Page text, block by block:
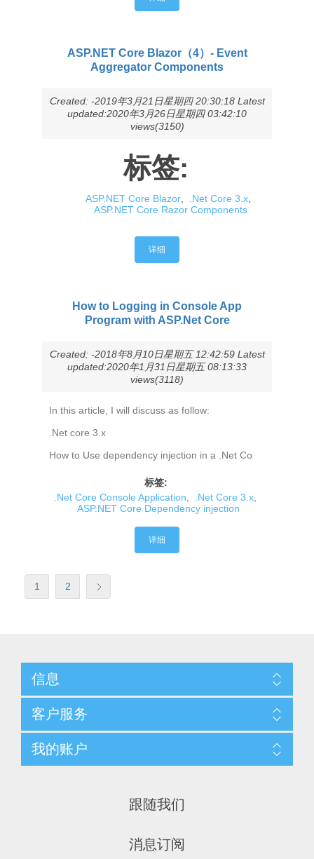
ASP.NET Core Blazor（4）- Event
Aggregator Components
Created: -2019年3月21日星期四 20:30:18 Latest
updated:2020年3月26日星期四 03:42:10
views(3150)
标签:
ASP.NET Core Blazor, .Net Core 3.x,
ASP.NET Core Razor Components
详细
How to Logging in Console App
Program with ASP.Net Core
Created: -2018年8月10日星期五 12:42:59 Latest
updated:2020年1月31日星期五 08:13:33
views(3118)
In this article, I will discuss as follow:
.Net core 3.x
How to Use dependency injection in a .Net Co
标签:
.Net Core Console Application
.Net Core 3.x
ASP.NET Core Dependency injection
详细
1 2
信息
客户服务
我的账户
跟随我们
消息订阅